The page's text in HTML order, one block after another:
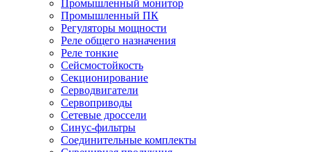
Промышленный монитор
Промышленный ПК
Регуляторы мощности
Реле общего назначения
Реле тонкие
Сейсмостойкость
Секционирование
Серводвигатели
Сервоприводы
Сетевые дроссели
Синус-фильтры
Соединительные комплекты